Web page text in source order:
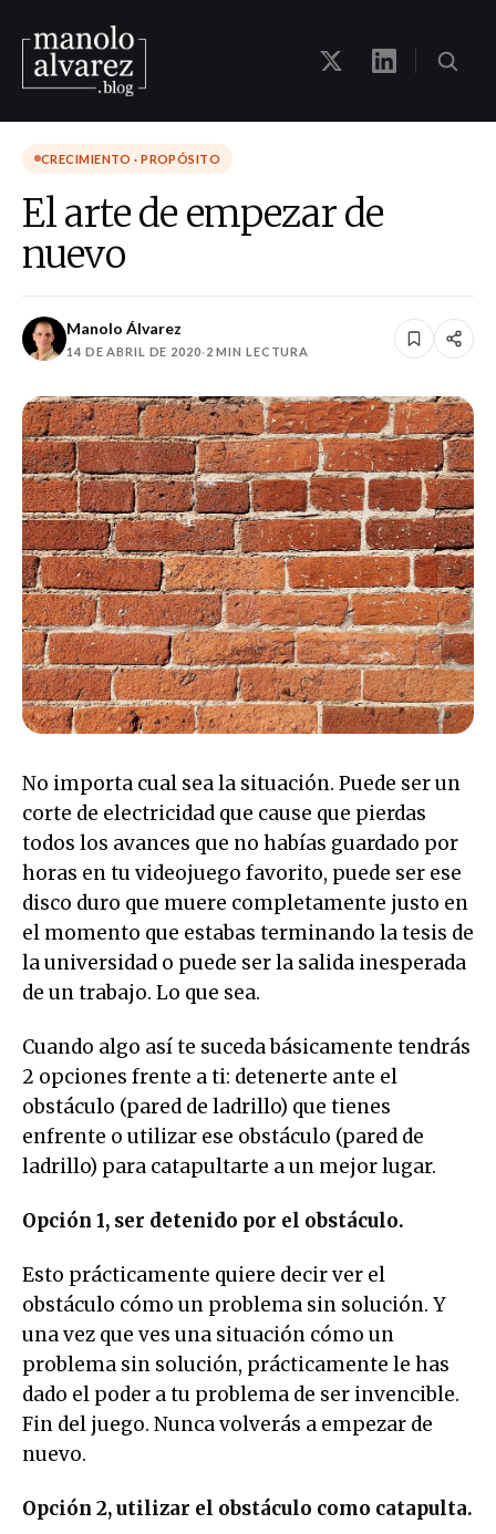
CRECIMIENTO · PROPÓSITO
El arte de empezar de
nuevo
Manolo Álvarez
14 DE ABRIL DE 2020·2 MIN LECTURA
No importa cual sea la situación. Puede ser un
corte de electricidad que cause que pierdas
todos los avances que no habías guardado por
horas en tu videojuego favorito, puede ser ese
disco duro que muere completamente justo en
el momento que estabas terminando la tesis de
la universidad o puede ser la salida inesperada
de un trabajo. Lo que sea.
Cuando algo así te suceda básicamente tendrás
2 opciones frente a ti: detenerte ante el
obstáculo (pared de ladrillo) que tienes
enfrente o utilizar ese obstáculo (pared de
ladrillo) para catapultarte a un mejor lugar.
Opción 1, ser detenido por el obstáculo.
Esto prácticamente quiere decir ver el
obstáculo cómo un problema sin solución. Y
una vez que ves una situación cómo un
problema sin solución, prácticamente le has
dado el poder a tu problema de ser invencible.
Fin del juego. Nunca volverás a empezar de
nuevo.
Opción 2, utilizar el obstáculo como catapulta.